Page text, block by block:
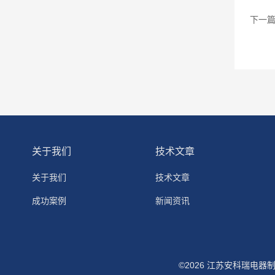
下一
关于我们
关于我们
成功案例
技术文章
技术文章
新闻资讯
©2026 江苏安科瑞电器